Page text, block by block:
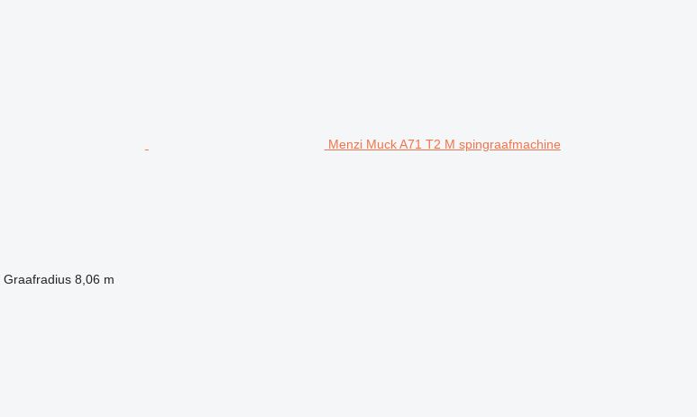
Menzi Muck A71 T2 M spingraafmachine
Graafradius 8,06 m